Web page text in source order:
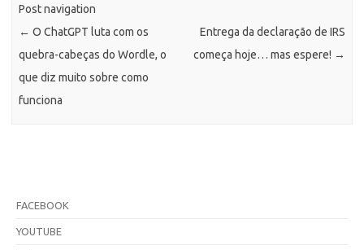
Post navigation
← O ChatGPT luta com os
quebra-cabeças do Wordle, o
que diz muito sobre como
funciona
Entrega da declaração de IRS
começa hoje… mas espere! →
FACEBOOK
YOUTUBE